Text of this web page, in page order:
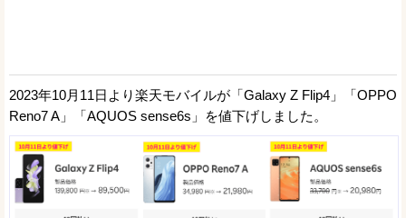
2023年10月11日より楽天モバイルが「Galaxy Z Flip4」「OPPO
Reno7 A」「AQUOS sense6s」を値下げしました。